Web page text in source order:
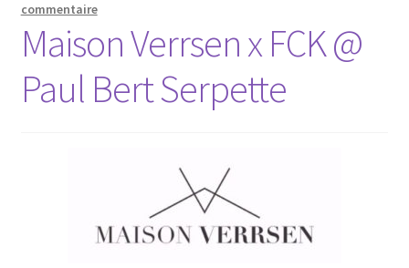
commentaire
Maison Verrsen x FCK @
Paul Bert Serpette